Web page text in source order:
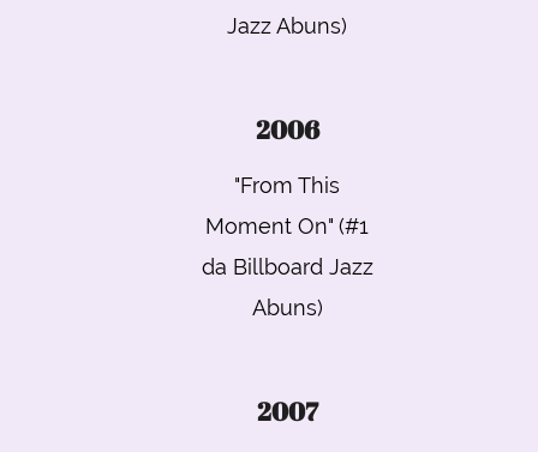
Jazz Abuns)
2006
"From This
Moment On" (#1
da Billboard Jazz
Abuns)
2007